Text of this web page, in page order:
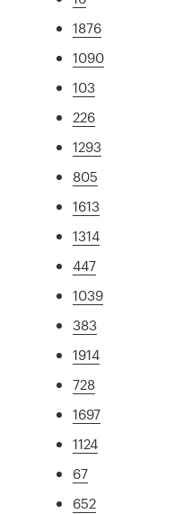
1876
1090
103
226
1293
805
1613
1314
447
1039
383
1914
728
1697
1124
67
652